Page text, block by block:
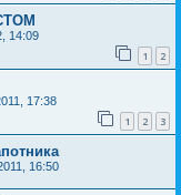
14:09
1 2
17:38
1 2 3
16:50